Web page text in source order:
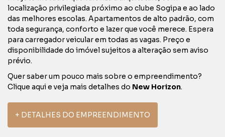
localização privilegiada próximo ao clube Sogipa e ao lado
das melhores escolas. Apartamentos de alto padrão, com
toda segurança, conforto e lazer que você merece. Espera
para carregador veicular em todas as vagas. Preço e
disponibilidade do imóvel sujeitos a alteração sem aviso
prévio.
Quer saber um pouco mais sobre o empreendimento?
Clique aqui e veja mais detalhes do New Horizon.
+ DETALHES DO EMPREENDIMENTO